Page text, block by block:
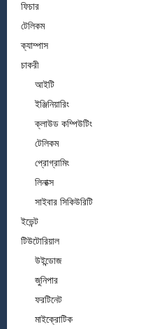
ফিচার
টেলিকম
ক্যাম্পাস
চাকরী
আইটি
ইঞ্জিনিয়ারিং
ক্লাউড কম্পিউটিং
টেলিকম
প্রোগ্রামিং
লিনাক্স
সাইবার সিকিউরিটি
ইভেন্ট
টিউটোরিয়াল
উইন্ডোজ
জুনিপার
ফরটিনেট
মাইক্রোটিক